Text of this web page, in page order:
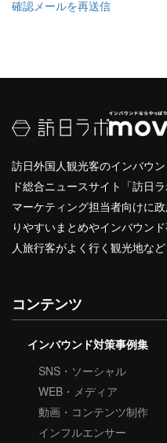
確認メールを再送信
訪日外国人観光客のインバウ
ド総合ニュースサイト「訪日
マーケティング担当者向けに
りやすいまとめやインバウン
人旅行客がよく行く観光地など
コンテンツ
インバウンド対策事例集
SNS・ソーシャル
WEB・メディア
動画・コンテンツ制作
インフルエンサー